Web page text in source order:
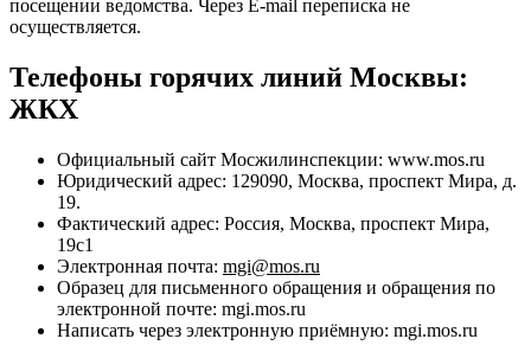
посещении ведомства. Через E-mail переписка не
осуществляется.
Телефоны горячих линий Москвы:
ЖКХ
Официальный сайт Мосжилинспекции: www.mos.ru
Юридический адрес: 129090, Москва, проспект Мира, д.
19.
Фактический адрес: Россия, Москва, проспект Мира,
19с1
Электронная почта: mgi@mos.ru
Образец для письменного обращения и обращения по
электронной почте: mgi.mos.ru
Написать через электронную приёмную: mgi.mos.ru